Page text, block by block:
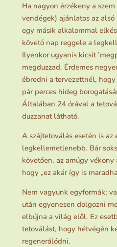
Ha nagyon érzékeny a
vendégek) ajánlatos az
egy másik alkalommal
követő nap reggele a
Ilyenkor ugyanis kicsit
megduzzad. Érdemes
ébredni a tervezettnél,
pár perces hideg
Általában 24 órával a
duzzanat látható.
A szájtetoválás esetén is az
legkellemetlenebb. Bár
követően, az amúgy
hogy „ez akár így is
Nem vagyunk egyformák;
után egyenesen dolgozni
elbújna a világ elől. Ez
tetoválást, hogy hétvégén
regenerálódni.